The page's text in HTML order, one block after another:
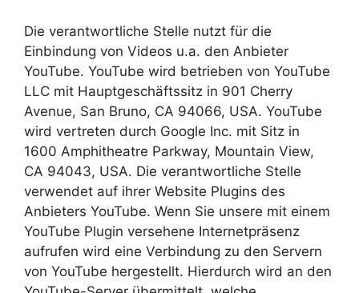
Die verantwortliche Stelle nutzt für die
Einbindung von Videos u.a. den Anbieter
YouTube. YouTube wird betrieben von YouTube
LLC mit Hauptgeschäftssitz in 901 Cherry
Avenue, San Bruno, CA 94066, USA. YouTube
wird vertreten durch Google Inc. mit Sitz in
1600 Amphitheatre Parkway, Mountain View,
CA 94043, USA. Die verantwortliche Stelle
verwendet auf ihrer Website Plugins des
Anbieters YouTube. Wenn Sie unsere mit einem
YouTube Plugin versehene Internetpräsenz
aufrufen wird eine Verbindung zu den Servern
von YouTube hergestellt. Hierdurch wird an den